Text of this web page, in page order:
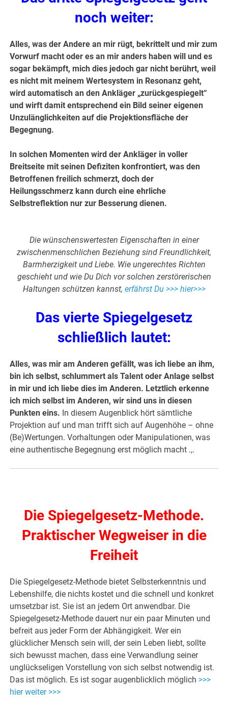
noch weiter:
Alles, was der Andere an mir rügt, bekrittelt und mir zum
Vorwurf macht oder es an mir anders haben will und es
sogar bekämpft, mich dies jedoch gar nicht berührt, weil
es nicht mit meinem Wertesystem in Resonanz geht,
wird automatisch an den Ankläger „zurückgespiegelt“
und wirft damit entsprechend ein Bild seiner eigenen
Unzulänglichkeiten auf die Projektionsfläche der
Begegnung.
In solchen Momenten wird der Ankläger in voller
Breitseite mit seinen Defiziten konfrontiert, was den
Betroffenen freilich schmerzt, doch der
Heilungsschmerz kann durch eine ehrliche
Selbstreflektion nur zur Besserung dienen.
Die wünschenswertesten Eigenschaften in einer
zwischenmenschlichen Beziehung sind Freundlichkeit,
Barmherzigkeit und Liebe. Wie ungerechtes Richten
geschieht und wie Du Dich vor solchen zerstörerischen
Haltungen schützen kannst, erfährst Du >>> hier>>>
Das vierte Spiegelgesetz
schließlich lautet:
Alles, was mir am Anderen gefällt, was ich liebe an ihm,
bin ich selbst, schlummert als Talent oder Anlage selbst
in mir und ich liebe dies im Anderen. Letztlich erkenne
ich mich selbst im Anderen, wir sind uns in diesen
Punkten eins. In diesem Augenblick hört sämtliche
Projektion auf und man trifft sich auf Augenhöhe – ohne
(Be)Wertungen. Vorhaltungen oder Manipulationen, was
eine authentische Begegnung erst möglich macht .,.
Die Spiegelgesetz-Methode.
Praktischer Wegweiser in die
Freiheit
Die Spiegelgesetz-Methode bietet Selbsterkenntnis und
Lebenshilfe, die nichts kostet und die schnell und konkret
umsetzbar ist. Sie ist an jedem Ort anwendbar. Die
Spiegelgesetz-Methode dauert nur ein paar Minuten und
befreit aus jeder Form der Abhängigkeit. Wer ein
glücklicher Mensch sein will, der sein Leben liebt, sollte
sich bewusst machen, dass eine Verwandlung seiner
unglückseligen Vorstellung von sich selbst notwendig ist.
Das ist möglich. Es ist sogar augenblicklich möglich >>>
hier weiter >>>